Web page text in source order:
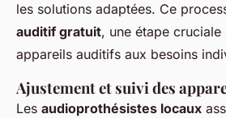
les solutions adaptées. Ce
auditif gratuit, une étape
appareils auditifs aux besoins
Ajustement et suivi des
Les audioprothésistes locaux